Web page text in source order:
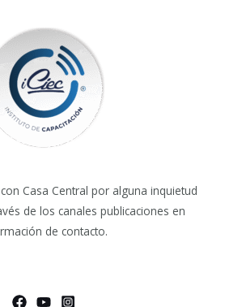
Casa Central por alguna inquietud
de los canales publicaciones en
de contacto.